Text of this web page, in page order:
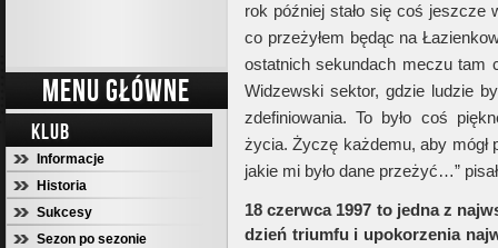
MENU GŁÓWNE
KLUB
Informacje
Historia
Sukcesy
Sezon po sezonie
rok później stało się coś jeszcze
co przeżyłem będąc na
ostatnich sekundach meczu tam
Widzewski sektor, gdzie ludzie
zdefiniowania. To było coś
życia. Życzę każdemu, aby
jakie mi było dane przeżyć…”
18 czerwca 1997 to jedna z
dzień triumfu i upokorzenia